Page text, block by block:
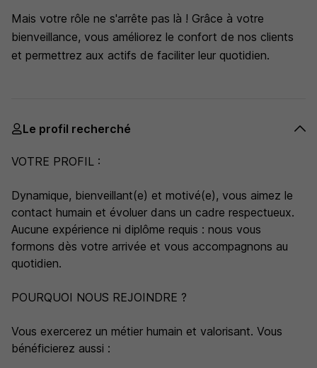
Mais votre rôle ne s'arrête pas là ! Grâce à votre
bienveillance, vous améliorez le confort de nos clients
et permettrez aux actifs de faciliter leur quotidien.
Le profil recherché
VOTRE PROFIL :
Dynamique, bienveillant(e) et motivé(e), vous aimez le
contact humain et évoluer dans un cadre respectueux.
Aucune expérience ni diplôme requis : nous vous
formons dès votre arrivée et vous accompagnons au
quotidien.
POURQUOI NOUS REJOINDRE ?
Vous exercerez un métier humain et valorisant. Vous
bénéficierez aussi :